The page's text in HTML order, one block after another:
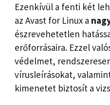
Ezenkívül a fenti két
az Avast for Linux a
észrevehetetlen
erőforrásaira. Ezzel
védelmet,
vírusleírásokat,
kimenetet biztosít a